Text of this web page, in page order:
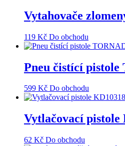
Vytahovače
119 Kč Do obchodu
Pneu čistící
599 Kč Do obchodu
Vytlačovací
62 Kč Do obchodu